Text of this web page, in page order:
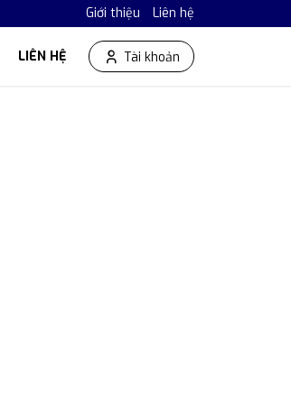
Giới thiệu Liên hệ
LIÊN HỆ Tài khoản